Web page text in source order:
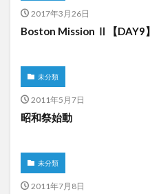
2017年3月26日
Boston Mission Ⅱ【DAY9】
未分類
2011年5月7日
昭和祭始動
未分類
2011年7月8日